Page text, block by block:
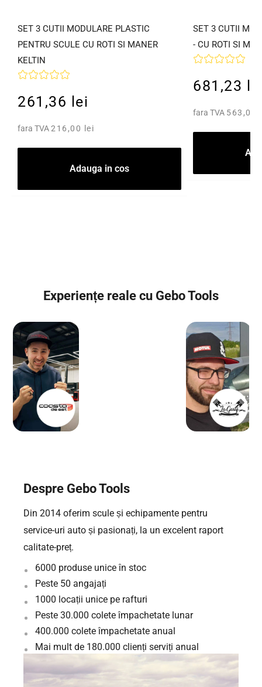
SET 3 CUTII MODULARE PLASTIC
PENTRU SCULE CU ROTI SI MANER
KELTIN
261,36 lei
fara TVA216,00 lei
Adauga in cos
SET 3 CUTII
- CU ROTI SI
681,23
fara TVA 563,00
Experiențe reale cu Gebo Tools
Despre Gebo Tools
Din 2014 oferim scule și echipamente pentru
service-uri auto și pasionați, la un excelent raport
calitate-preț.
6000 produse unice în stoc
Peste 50 angajați
1000 locații unice pe rafturi
Peste 30.000 colete împachetate lunar
400.000 colete împachetate anual
Mai mult de 180.000 clienți serviți anual